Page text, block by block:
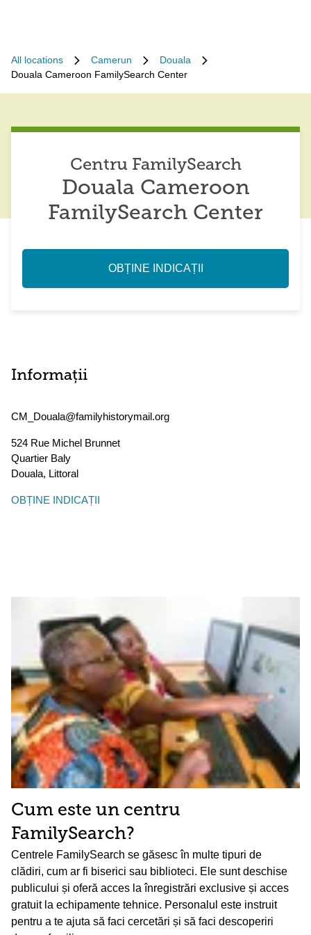
All locations Camerun
Douala
Douala Cameroon FamilySearch Center
Centru FamilySearch
Douala Cameroon
FamilySearch Center
OBȚINE INDICAȚII
Informații
CM_Douala@familyhistorymail.org
524 Rue Michel Brunnet
Quartier Baly
Douala, Littoral
OBȚINE INDICAȚII
Cum este un centru
FamilySearch?
Centrele FamilySearch se găsesc în multe tipuri de
clădiri, cum ar fi biserici sau biblioteci. Ele sunt deschise
publicului și oferă acces la înregistrări exclusive și acces
gratuit la echipamente tehnice. Personalul este instruit
pentru a te ajuta să faci cercetări și să faci descoperiri